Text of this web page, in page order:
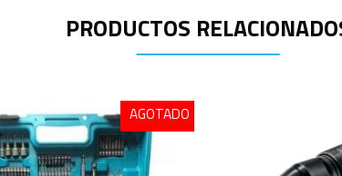
PRODUCTOS
AGOTADO